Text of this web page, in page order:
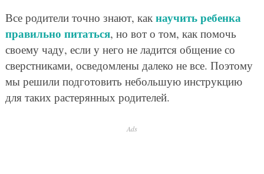
Все родители точно знают, как научить ребенка
правильно питаться, но вот о том, как помочь
своему чаду, если у него не ладится общение со
сверстниками, осведомлены далеко не все. Поэтому
мы решили подготовить небольшую инструкцию
для таких растерянных родителей.
Ads